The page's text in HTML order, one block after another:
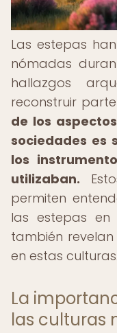
Las estepas
nómadas
hallazgos
reconstruir
de los
sociedades es
los
utilizaban.
permiten
las estepas en
también
en estas culturas.
La
las culturas